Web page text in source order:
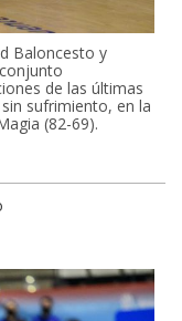
Baloncesto y
de las últimas
sufrimiento, en la
(82-69).